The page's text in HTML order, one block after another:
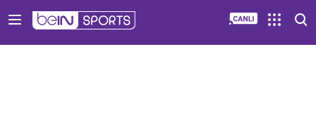
Juve David ve Sancho için harekete geçti Avrupa da